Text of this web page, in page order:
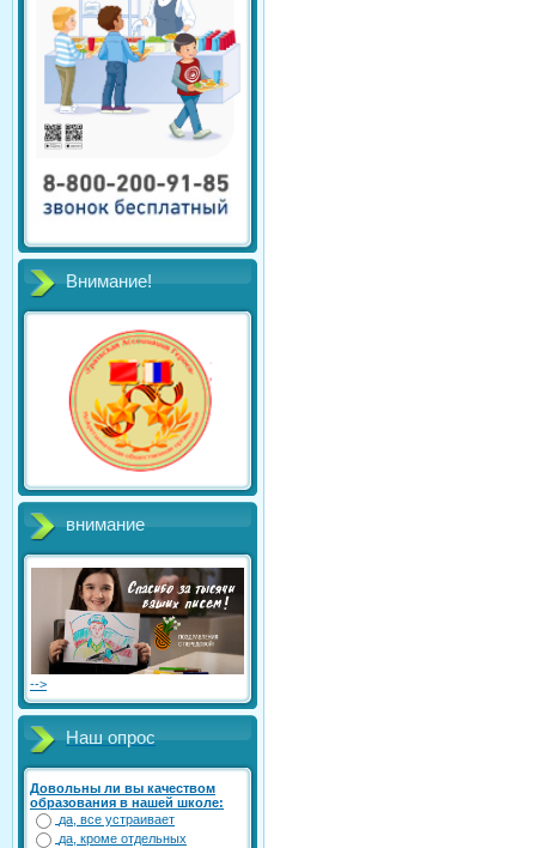
Внимание!
внимание
-->
Наш опрос
Довольны ли вы качеством
образования в нашей школе:
да, все устраивает
да, кроме отдельных